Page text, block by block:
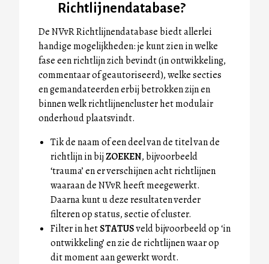
Richtlijnendatabase?
De NVvR Richtlijnendatabase biedt allerlei
handige mogelijkheden: je kunt zien in welke
fase een richtlijn zich bevindt (in ontwikkeling,
commentaar of geautoriseerd), welke secties
en gemandateerden erbij betrokken zijn en
binnen welk richtlijnencluster het modulair
onderhoud plaatsvindt.
Tik de naam of een deel van de titel van de
richtlijn in bijZOEKEN, bijvoorbeeld
‘trauma’ en er verschijnen acht richtlijnen
waaraan de NVvR heeft meegewerkt.
Daarna kunt u deze resultaten verder
filteren op status, sectie of cluster.
Filter in hetSTATUSveld bijvoorbeeld op ‘in
ontwikkeling’ en zie de richtlijnen waar op
dit moment aan gewerkt wordt.